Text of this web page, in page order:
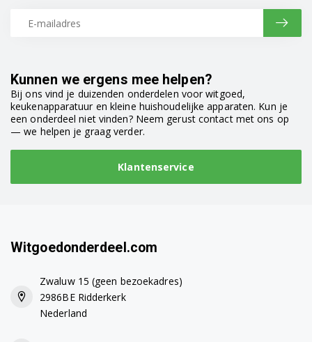
F1068QD.ABWQPOR
F1068QD1.ABWQPOR
F1073ND.ABWPBAL
F1073QD7.ASSQPOR
Kunnen we ergens mee helpen?
Bij ons vind je duizenden onderdelen voor witgoed,
keukenapparatuur en kleine huishoudelijke apparaten. Kun je
een onderdeel niet vinden? Neem gerust contact met ons op
— we helpen je graag verder.
Klantenservice
Witgoedonderdeel.com
Zwaluw 15 (geen bezoekadres)
2986BE Ridderkerk
Nederland